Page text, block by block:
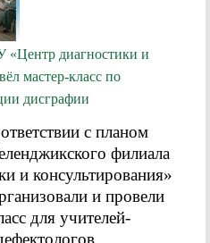
«Центр диагностики и
мастер-класс по
дисграфии
с планом
филиала
и консультирования»
и провели
для учителей-